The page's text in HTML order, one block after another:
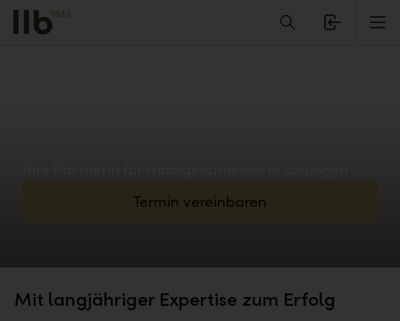
Alerts.Headline
Termin vereinbaren
Mit langjähriger Expertise zum Erfolg